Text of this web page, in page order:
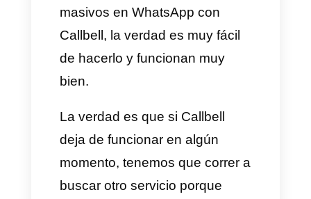
lo primero que hacemos en la
mañana cada día es revisar las
conversaciones de la noche
de ventas y prospectos de las
que son consultas. Entonces, lo
primero que hace el agente es